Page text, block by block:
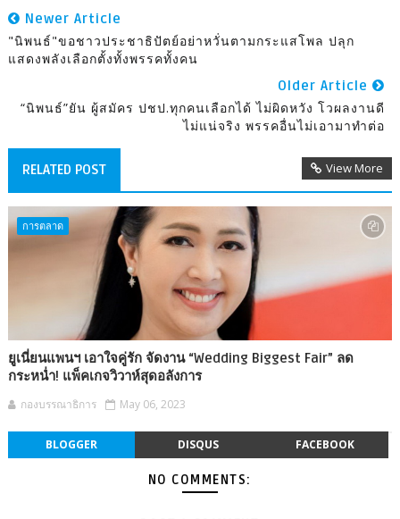
Newer Article
"นิพนธ์"ขอชาวประชาธิปัตย์อย่าหวั่นตามกระแสโพล ปลุก
แสดงพลังเลือกตั้งทั้งพรรคทั้งคน
Older Article
“นิพนธ์”ยัน ผู้สมัคร ปชป.ทุกคนเลือกได้ ไม่ผิดหวัง โวผลงานดี
ไม่แน่จริง พรรคอื่นไม่เอามาทำต่อ
RELATED POST View More
การตลาด
ยูเนี่ยนแพนฯ เอาใจคู่รัก จัดงาน “Wedding Biggest Fair” ลด
กระหน่ำ! แพ็คเกจวิวาห์สุดอลังการ
กองบรรณาธิการ May 06, 2023
BLOGGER DISQUS FACEBOOK
NO COMMENTS: